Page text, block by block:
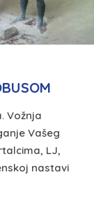
Vožnja
Vašeg
LJ,
nastavi